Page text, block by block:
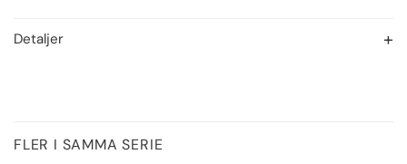
Detaljer
FLER I SAMMA SERIE